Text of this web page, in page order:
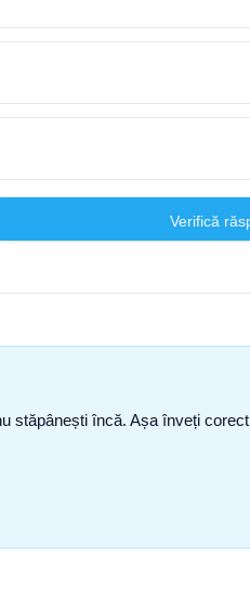
Verifică
stăpânești încă. Așa înveți